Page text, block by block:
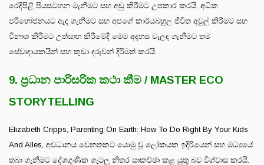
රෙදිපිළි පියසටහන මැනීමට සහ අඩු කිරීමට උපකාර කරයි. අධික
පරිභෝජනයට ඇද ගැනීමට සහ අපගේ කාර්යබහුල ජීවිත අවුල් කිරීමට සහ
විනාශ කිරීමට උත්සාහ කිරීමේදී මෙම අදහස වැලඳ ගැනීමට තම
සේවාදායකයින් සහ කුඩා දරුවන් දිරිමත් කරයි.
9. ප්‍රධාන පාරිසරික කථා කීම / MASTER ECO
STORYTELLING
Elizabeth Cripps, Parenting On Earth: How To Do Right By Your Kids
And Alles, අවධානය වෙනතකට යොමු වූ ලෝකයක ඉදිරියෙන් සහ මධ්‍යයේ
තබා ගැනීමට දේශගුණික ගැටලු නිතර සාකච්ඡා කළ යුතු බව විශ්වාස කරයි.